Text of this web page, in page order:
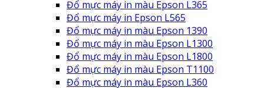
Đổ mực máy in màu Epson L365
Đổ mực máy in Epson L565
Đổ mực máy in màu Epson 1390
Đổ mực máy in màu Epson L1300
Đổ mực máy in màu Epson L1800
Đổ mực máy in màu Epson T1100
Đổ mực máy in màu Epson L360